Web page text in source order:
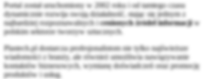
Portal został uruchomiony w 2002 roku i od tamtego czasu
dynamicznie rozwija swoją działalność, stając się jednym z
najbardziej rozpoznawalnych icenionych źródeł informacjiw
polskim sektorze tworzyw sztucznych.
Plastech.pl dostarcza profesjonalistom nie tylko najświeższe
wiadomości z branży, ale również umożliwia nawiązywanie
kontaktów biznesowych, wymianę doświadczeń oraz promocję
produktów i usług.